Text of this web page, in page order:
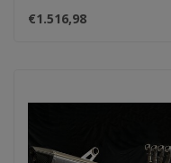
675SR-R/S/NK...
€1.516,98